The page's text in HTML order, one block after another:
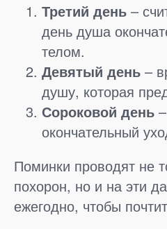
Третий день –
день душа
телом.
Девятый день –
душу, которая
Сороковой день
окончательный
Поминки проводят не
похорон, но и на эти
ежегодно, чтобы